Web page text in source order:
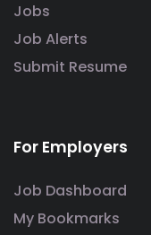
Jobs
Job Alerts
Submit Resume
For Employers
Job Dashboard
My Bookmarks